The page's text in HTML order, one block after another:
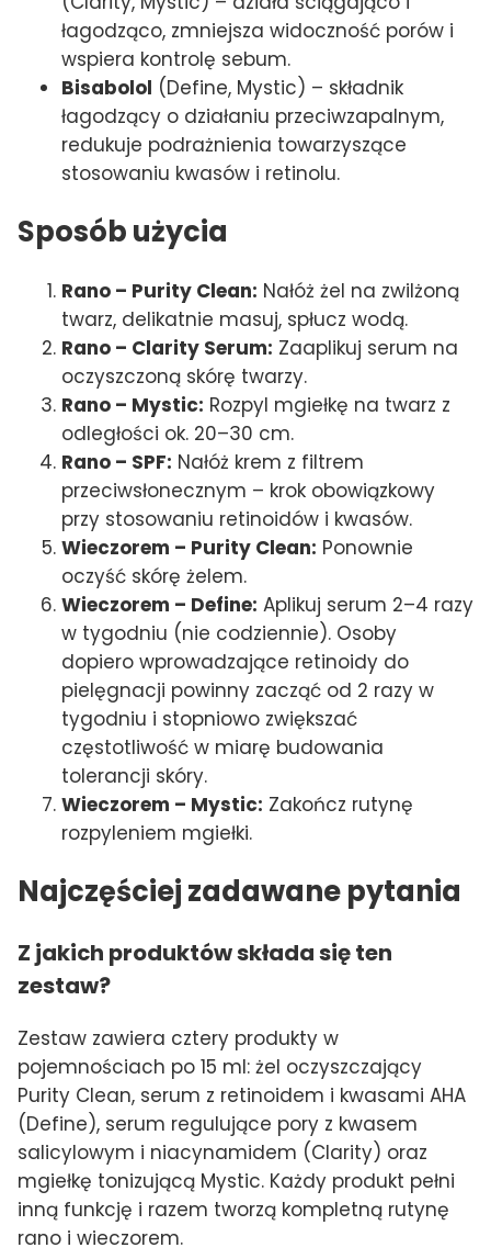
łagodząco, zmniejsza widoczność porów i
wspiera kontrolę sebum.
Bisabolol (Define, Mystic) – składnik
łagodzący o działaniu przeciwzapalnym,
redukuje podrażnienia towarzyszące
stosowaniu kwasów i retinolu.
Sposób użycia
Rano – Purity Clean: Nałóż żel na zwilżoną
twarz, delikatnie masuj, spłucz wodą.
Rano – Clarity Serum: Zaaplikuj serum na
oczyszczoną skórę twarzy.
Rano – Mystic: Rozpyl mgiełkę na twarz z
odległości ok. 20–30 cm.
Rano – SPF: Nałóż krem z filtrem
przeciwsłonecznym – krok obowiązkowy
przy stosowaniu retinoidów i kwasów.
Wieczorem – Purity Clean: Ponownie
oczyść skórę żelem.
Wieczorem – Define: Aplikuj serum 2–4 razy
w tygodniu (nie codziennie). Osoby
dopiero wprowadzające retinoidy do
pielęgnacji powinny zacząć od 2 razy w
tygodniu i stopniowo zwiększać
częstotliwość w miarę budowania
tolerancji skóry.
Wieczorem – Mystic: Zakończ rutynę
rozpyleniem mgiełki.
Najczęściej zadawane pytania
Z jakich produktów składa się ten
zestaw?
Zestaw zawiera cztery produkty w
pojemnościach po 15 ml: żel oczyszczający
Purity Clean, serum z retinoidem i kwasami AHA
(Define), serum regulujące pory z kwasem
salicylowym i niacynamidem (Clarity) oraz
mgiełkę tonizującą Mystic. Każdy produkt pełni
inną funkcję i razem tworzą kompletną rutynę
rano i wieczorem.